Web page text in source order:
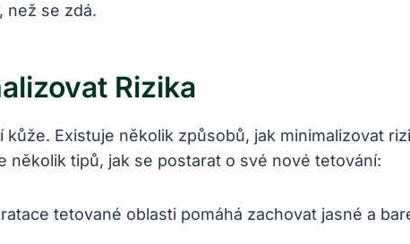
než se zdá.
Rizika
Existuje několik způsobů, jak minimalizovat
několik tipů, jak se postarat o své nové tetování:
tetované oblasti pomáhá zachovat jasné a